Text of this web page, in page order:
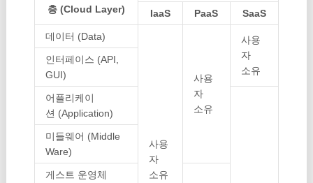
층 (Cloud Layer)
IaaS PaaS SaaS
데이터 (Data)
사용
자
소유
사용
자
소유
사용
자
소유
인터페이스 (API,
GUI)
어플리케이
션 (Application)
미들웨어 (Middle
Ware)
게스트 운영체